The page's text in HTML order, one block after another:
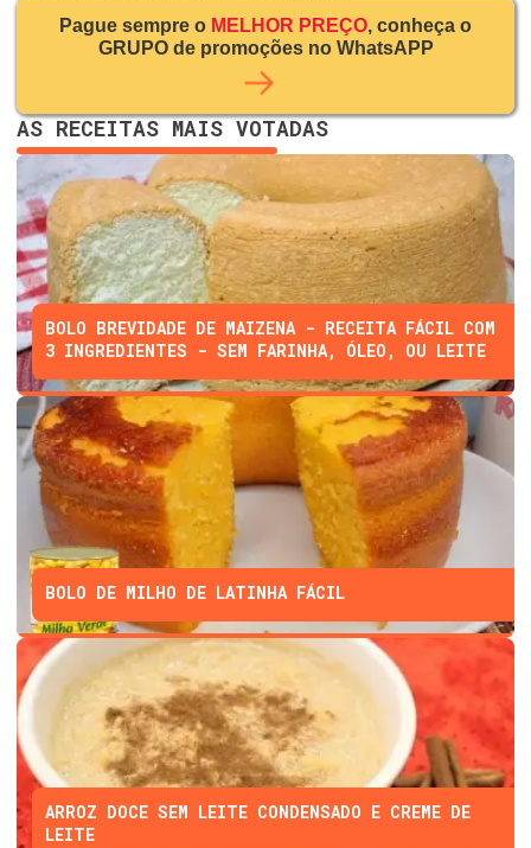
Pague sempre o MELHOR PREÇO, conheça o
GRUPO de promoções no WhatsAPP
AS RECEITAS MAIS VOTADAS
BOLO BREVIDADE DE MAIZENA - RECEITA FÁCIL COM
3 INGREDIENTES - SEM FARINHA, ÓLEO, OU LEITE
BOLO DE MILHO DE LATINHA FÁCIL
ARROZ DOCE SEM LEITE CONDENSADO E CREME DE
LEITE